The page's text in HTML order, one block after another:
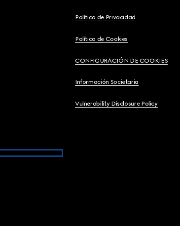
Política de Privacidad
Política de Cookies
CONFIGURACIÓN DE COOKIES
Información Societaria
Vulnerability Disclosure Policy